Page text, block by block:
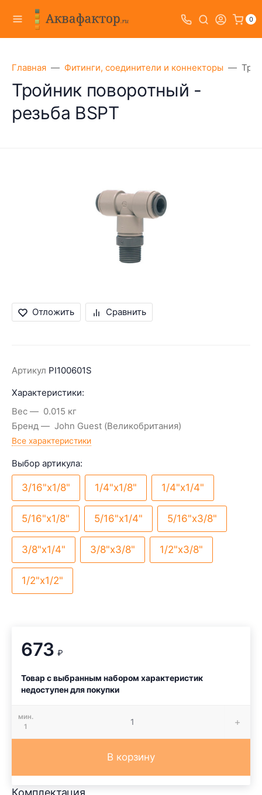
0
Главная Фитинги, соединители и коннекторы
Тройник поворотный -
резьба BSPT
Отложить Сравнить
Артикул PI100601S
Характеристики:
Вес
0.015 кг
Бренд
John Guest (Великобритания)
Все характеристики
Выбор артикула:
3/16"х1/8" 1/4"х1/8" 1/4"х1/4"
5/16"х1/8" 5/16"х1/4" 5/16"х3/8"
3/8"х1/4" 3/8"х3/8" 1/2"х3/8"
1/2"х1/2"
673 ₽
Товар с выбранным набором характеристик
недоступен для покупки
мин.
1
В корзину
Комплектация